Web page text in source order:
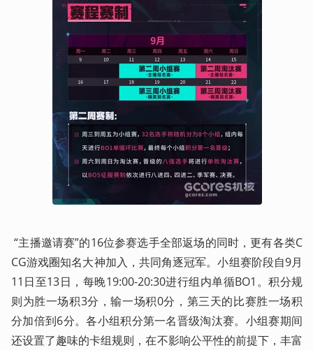
“主播邀请赛”的16位参赛选手全部返场的同时，更有各类C
CG游戏圈知名大神加入，共同角逐冠军。小组赛阶段自9月
11日至13日，每晚19:00-20:30进行组内单循BO1。积分规
则为胜一场积3分，输一场积0分，第三天的比赛胜一场积
分加倍到6分。各小组积分第一名晋级淘汰赛。小组赛期间
还设置了趣味的卡组规则，在不影响公平性的前提下，丰富